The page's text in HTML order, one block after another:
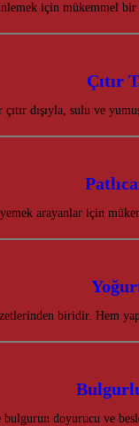
için mükemmel
Çıtır
çıtır dışıyla, sulu ve
arayanlar için
biridir. Hem
bulgurun doyurucu ve